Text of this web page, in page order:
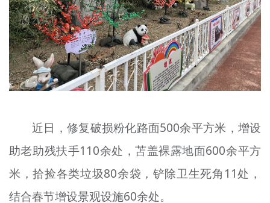
近日，修复破损粉化路面500余平方米，增设
助老助残扶手110余处，苫盖裸露地面600余平方
米，拾捡各类垃圾80余袋，铲除卫生死角11处，
结合春节增设景观设施60余处。